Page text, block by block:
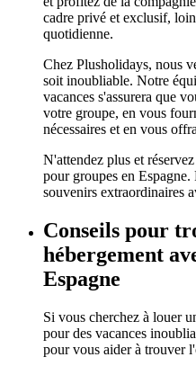
cadre privé et exclusif,
quotidienne.
Chez Plusholidays, nous
soit inoubliable. Notre
vacances s'assurera que
votre groupe, en vous
nécessaires et en vous
N'attendez plus et
pour groupes en Espagne.
souvenirs extraordinaires
Conseils pour
hébergement
Espagne
Si vous cherchez à louer
pour des vacances
pour vous aider à trouver